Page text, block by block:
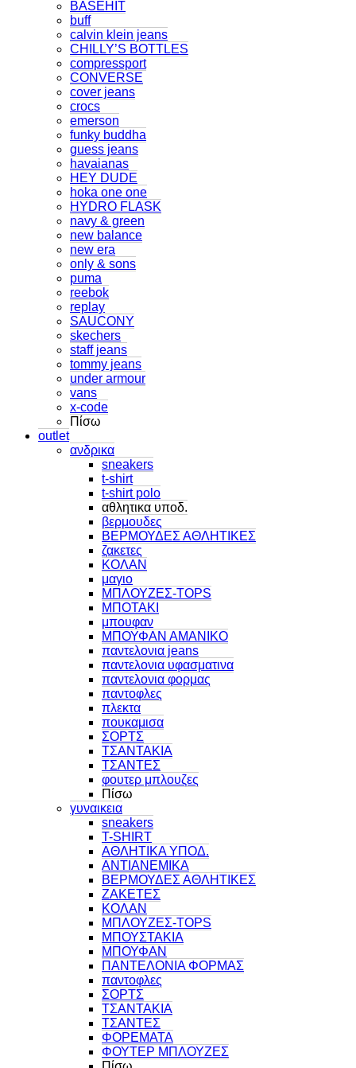
BASEHIT
buff
calvin klein jeans
CHILLY’S BOTTLES
compressport
CONVERSE
cover jeans
crocs
emerson
funky buddha
guess jeans
havaianas
HEY DUDE
hoka one one
HYDRO FLASK
navy & green
new balance
new era
only & sons
puma
reebok
replay
SAUCONY
skechers
staff jeans
tommy jeans
under armour
vans
x-code
Πίσω
outlet
ανδρικα
sneakers
t-shirt
t-shirt polo
αθλητικα υποδ.
βερμουδες
ΒΕΡΜΟΥΔΕΣ ΑΘΛΗΤΙΚΕΣ
ζακετες
ΚΟΛΑΝ
μαγιο
ΜΠΛΟΥΖΕΣ-TOPS
ΜΠΟΤΑΚΙ
μπουφαν
ΜΠΟΥΦΑΝ ΑΜΑΝΙΚΟ
παντελονια jeans
παντελονια υφασματινα
παντελονια φορμας
παντοφλες
πλεκτα
πουκαμισα
ΣΟΡΤΣ
ΤΣΑΝΤΑΚΙΑ
ΤΣΑΝΤΕΣ
φουτερ μπλουζες
Πίσω
γυναικεια
sneakers
T-SHIRT
ΑΘΛΗΤΙΚΑ ΥΠΟΔ.
ΑΝΤΙΑΝΕΜΙΚΑ
ΒΕΡΜΟΥΔΕΣ ΑΘΛΗΤΙΚΕΣ
ΖΑΚΕΤΕΣ
ΚΟΛΑΝ
ΜΠΛΟΥΖΕΣ-TOPS
ΜΠΟΥΣΤΑΚΙΑ
ΜΠΟΥΦΑΝ
ΠΑΝΤΕΛΟΝΙΑ ΦΟΡΜΑΣ
παντοφλες
ΣΟΡΤΣ
ΤΣΑΝΤΑΚΙΑ
ΤΣΑΝΤΕΣ
ΦΟΡΕΜΑΤΑ
ΦΟΥΤΕΡ ΜΠΛΟΥΖΕΣ